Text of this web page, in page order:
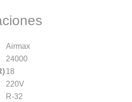
Airmax
24000
18
220V
R-32